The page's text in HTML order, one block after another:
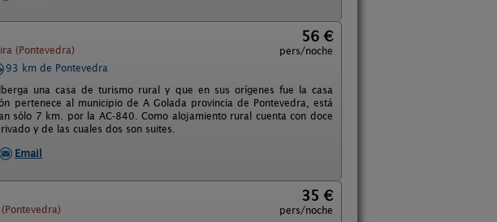
(Pontevedra)
56 €
pers/noche
93 km de Pontevedra
una casa de turismo rural y que en sus orígenes fue la casa
pertenece al municipio de A Golada provincia de Pontevedra, está
sólo 7 km. por la AC-840. Como alojamiento rural cuenta con doce
y de las cuales dos son suites.
Email
35 €
pers/noche